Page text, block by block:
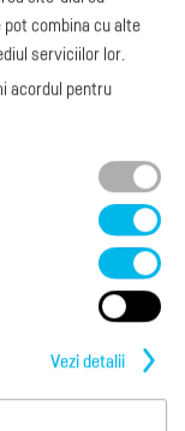
combina cu alte
serviciilor lor.
acordul pentru
Vezi detalii